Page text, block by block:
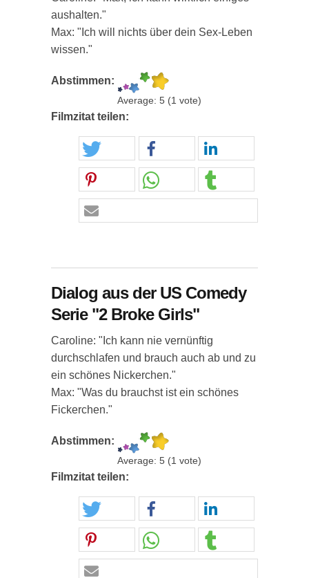
aushalten."
Max: "Ich will nichts über dein Sex-Leben
wissen."
Abstimmen:
Average: 5 (1 vote)
Filmzitat teilen:
Dialog aus der US Comedy
Serie "2 Broke Girls"
Caroline: "Ich kann nie vernünftig
durchschlafen und brauch auch ab und zu
ein schönes Nickerchen."
Max: "Was du brauchst ist ein schönes
Fickerchen."
Abstimmen:
Average: 5 (1 vote)
Filmzitat teilen: